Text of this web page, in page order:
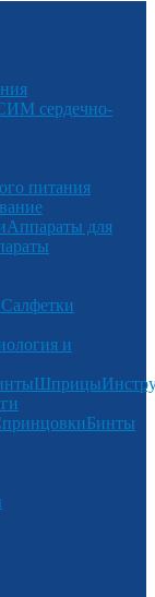
сердечно-
питания
Аппараты для
Салфетки
и
Шприцы
Бинты